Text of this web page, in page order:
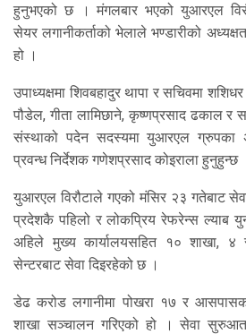
हुनुभएको छ । मंगलबार भएको युआरएल
सेयर लगानीकर्ताको भेलाले भण्डारीको
हो ।
उपाध्यक्षमा शिवबहादुर थापा र सचिवमा
पौडेल, गीता लामिछाने, कृष्णप्रसाद ढकाल र
संस्थाको पदेन सदस्यमा युआरएल ग्रुपका
प्रवन्ध निर्देशक गणेशप्रसाद कोइराला हुनुहुन्छ
युआरएल विरौटाले गएको मंसिर २३ गतेबाट
प्रदेशकै पहिलो र लोकप्रिय रेफरेन्स ल्याब
अहिले मुख्य कार्यालयसहित १० शाखा,
सेन्टरबाट सेवा दिइरहेको छ ।
डेढ करोड लगानीमा पोखरा १७ र आसपासका
शाखा सञ्चालन गरिएको हो । सेवा